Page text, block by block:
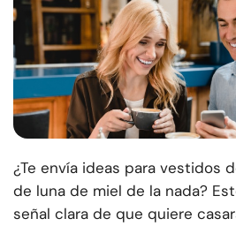
¿Te envía ideas para vestidos
de luna de miel de la nada?
señal clara de que quiere